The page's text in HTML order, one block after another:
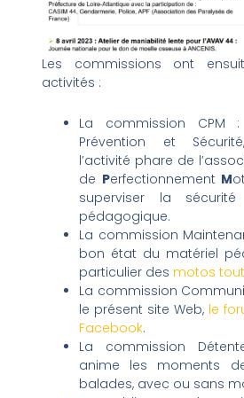
Les commissions ont
activités :
La commission CPM
Prévention et
l’activité phare de
de Perfectionnement M
superviser la
pédagogique.
La commission
bon état du matériel
particulier des motos
La commission
le présent site Web, le
Facebook.
La commission
anime les moments
balades, avec ou sans